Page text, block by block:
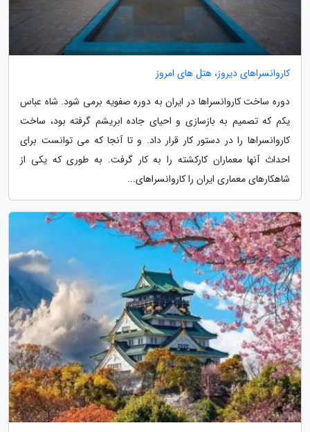
کاروانسراهای دیروز، هتل های امروز
دوره ساخت کاروانسراها در ایران به دوره صفویه برمی شود. شاه عباس
یکم که تصمیم به بازسازی و احیای جاده ابریشم گرفته بود، ساخت
کاروانسراها را در دستور کار قرار داد. و تا آنجا که می توانست برای
احداث آنها معماران کارکشته را به کار گرفت. به طوری که یکی از
شاهکارهای معماری ایران را کاروانسراهای...